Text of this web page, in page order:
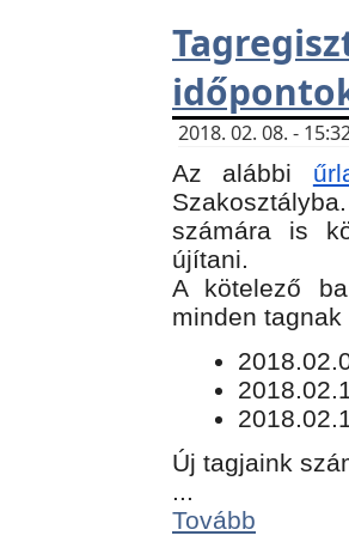
2018. 02. 08. -
Az alábbi
számára is
újítani.
​A kötelező
minden
Új tagjaink
Tovább